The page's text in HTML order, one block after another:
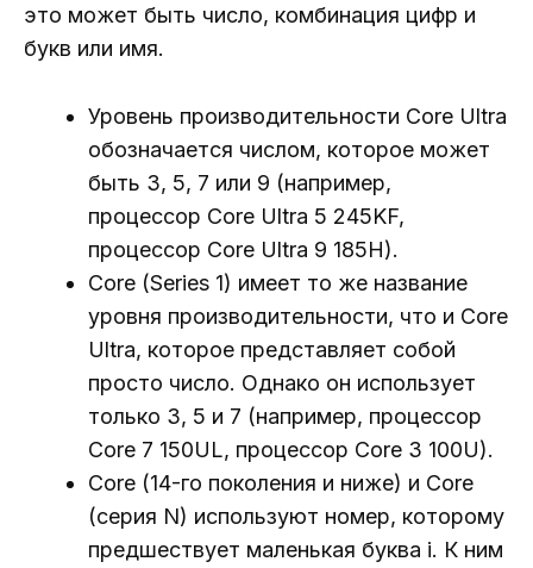
это может быть число, комбинация цифр и
букв или имя.
Уровень производительности Core Ultra
обозначается числом, которое может
быть 3, 5, 7 или 9 (например,
процессор Core Ultra 5 245KF,
процессор Core Ultra 9 185H).
Core (Series 1) имеет то же название
уровня производительности, что и Core
Ultra, которое представляет собой
просто число. Однако он использует
только 3, 5 и 7 (например, процессор
Core 7 150UL, процессор Core 3 100U).
Core (14-го поколения и ниже) и Core
(серия N) используют номер, которому
предшествует маленькая буква i. К ним